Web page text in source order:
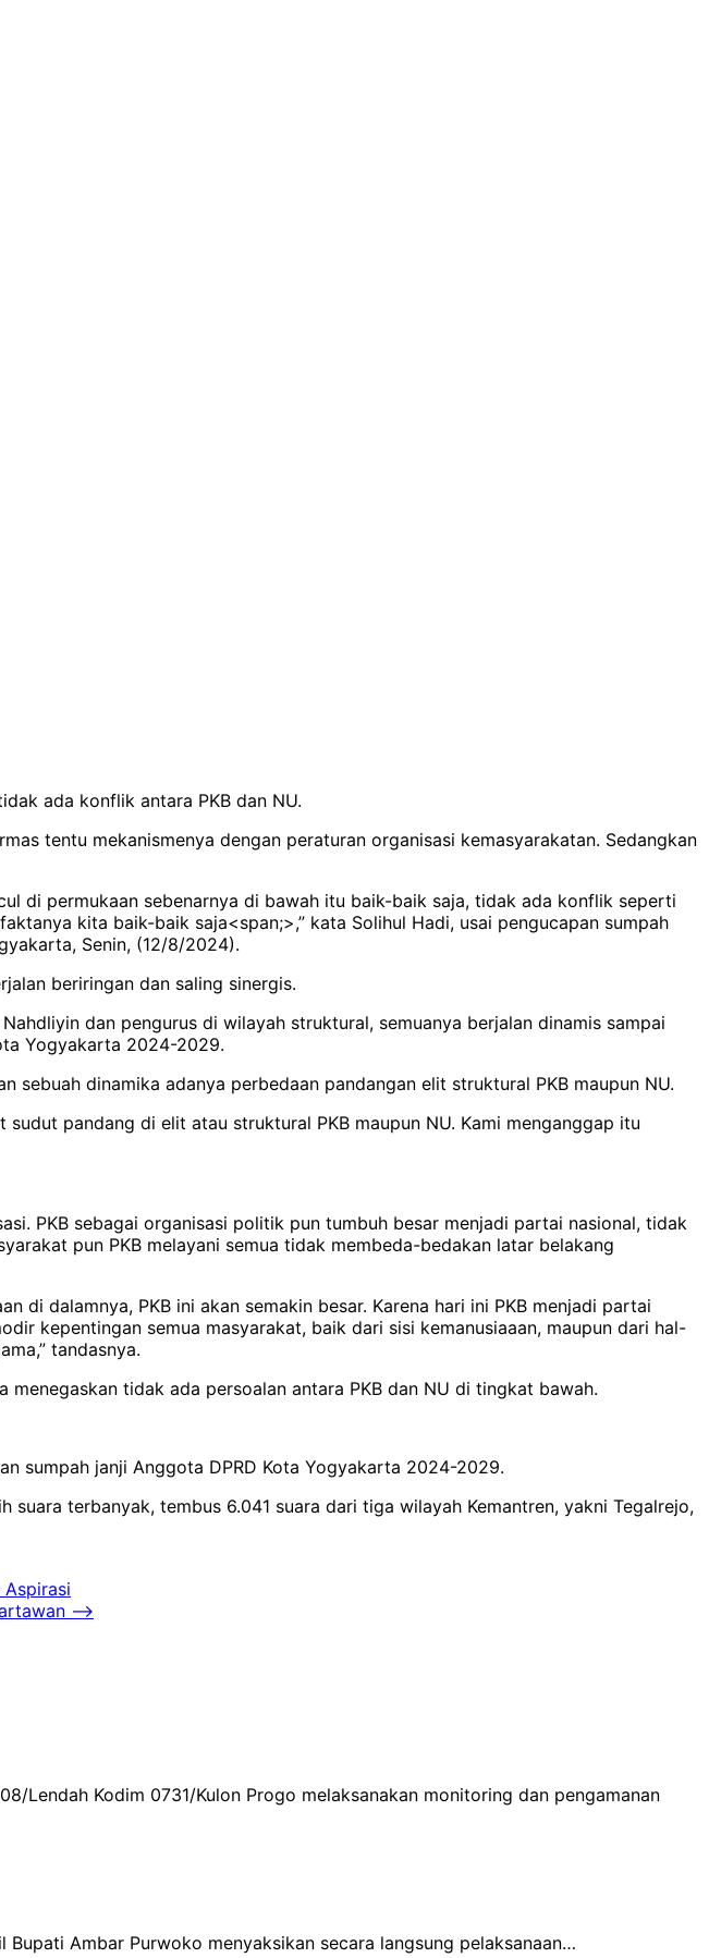
ada konflik antara PKB dan NU.
tentu mekanismenya dengan peraturan organisasi kemasyarakatan. Sedangkan
di permukaan sebenarnya di bawah itu baik-baik saja, tidak ada konflik seperti
kita baik-baik saja<span;>,” kata Solihul Hadi, usai pengucapan sumpah
Senin, (12/8/2024).
beriringan dan saling sinergis.
dan pengurus di wilayah struktural, semuanya berjalan dinamis sampai
Yogyakarta 2024-2029.
dinamika adanya perbedaan pandangan elit struktural PKB maupun NU.
pandang di elit atau struktural PKB maupun NU. Kami menganggap itu
PKB sebagai organisasi politik pun tumbuh besar menjadi partai nasional, tidak
pun PKB melayani semua tidak membeda-bedakan latar belakang
di dalamnya, PKB ini akan semakin besar. Karena hari ini PKB menjadi partai
kepentingan semua masyarakat, baik dari sisi kemanusiaaan, maupun dari hal-
tandasnya.
tidak ada persoalan antara PKB dan NU di tingkat bawah.
sumpah janji Anggota DPRD Kota Yogyakarta 2024-2029.
terbanyak, tembus 6.041 suara dari tiga wilayah Kemantren, yakni Tegalrejo,
⟶
Lendah Kodim 0731/Kulon Progo melaksanakan monitoring dan pengamanan
Ambar Purwoko menyaksikan secara langsung pelaksanaan…